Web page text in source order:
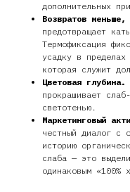
дополнительных
Возвратов меньше,
предотвращает
Термофиксация
усадку в
которая служит
Цветовая глубина.
прокрашивает
светотенью.
Маркетинговый
честный диалог с
историю
слаба — это
одинаковым «100%